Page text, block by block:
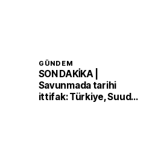
GÜNDEM
SON DAKİKA |
Savunmada tarihi
ittifak: Türkiye, Suudi